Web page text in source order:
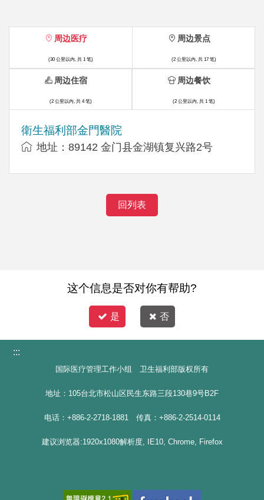
周边医疗
(30 公里以内, 共 1 笔)
衛生福利部金門醫院
地址：89142 金门县金湖镇复兴路2号
周边景点
(2 公里以内, 共 17 笔)
周边住宿
(2 公里以内, 共 4 笔)
周边餐饮
(2 公里以内, 共 1 笔)
回列表
这个信息是否对你有帮助?
是 否
:::
国际医疗管理工作小组 卫生福利部版权所有
地址：105台北市松山区民生东路三段130巷9号B2F
电话：+886-2-2718-1881 传真：+886-2-2514-0114
建议浏览器:1920x1080解析度, IE10, Chrome, Firefox